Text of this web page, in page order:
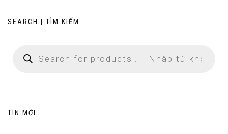
SEARCH | TÌM KIẾM
TIN MỚI